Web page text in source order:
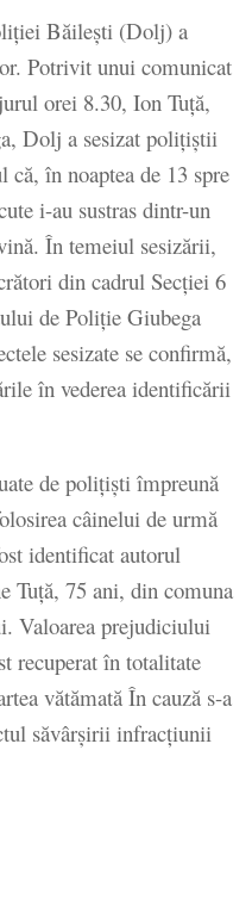
Băileşti (Dolj) a
Potrivit unui comunicat
orei 8.30, Ion Tuţă,
Dolj a sesizat poliţiştii
în noaptea de 13 spre
i-au sustras dintr-un
În temeiul sesizării,
din cadrul Secţiei 6
de Poliţie Giubega
sesizate se confirmă,
în vederea identificării
de poliţişti împreună
câinelui de urmă
identificat autorul
Tuţă, 75 ani, din comuna
Valoarea prejudiciului
recuperat în totalitate
vătămată În cauză s-a
săvârşirii infracţiunii